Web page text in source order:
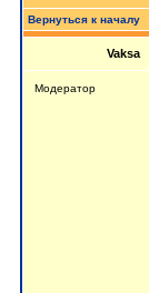
Вернуться к началу
Vaksa
Модератор